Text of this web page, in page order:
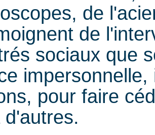
de
de
sociaux que
pour faire